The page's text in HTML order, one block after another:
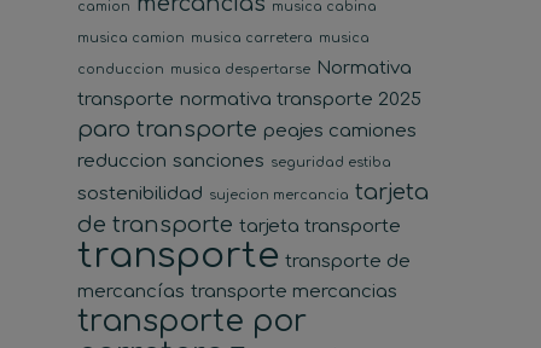
camion musica cabina
musica camion musica carretera musica
conduccion musica despertarse
Normativa
transporte normativa transporte 2025
paro transporte peajes camiones
reduccion sanciones seguridad estiba
sostenibilidad sujecion mercancia tarjeta
de transporte tarjeta transporte
transporte transporte de
mercancías transporte mercancias
transporte por